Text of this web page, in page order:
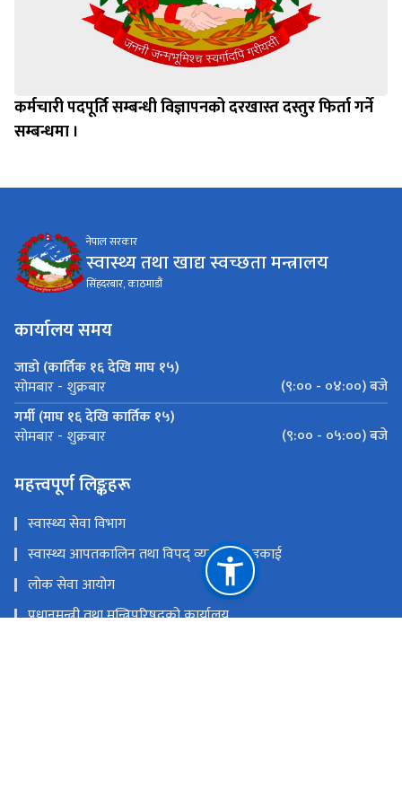
कर्मचारी पदपूर्ति सम्बन्धी विज्ञापनको दरखास्त दस्तुर फिर्ता गर्ने
सम्बन्धमा ।
नेपाल सरकार
स्वास्थ्य तथा खाद्य स्वच्छता मन्त्रालय
सिंहदरबार, काठमाडौं
कार्यालय समय
जाडो (कार्तिक १६ देखि माघ १५)
सोमबार - शुक्रबार
(९:०० - ०४:००) बजे
गर्मी (माघ १६ देखि कार्तिक १५)
सोमबार - शुक्रबार (९:०० - ०५:००) बजे
महत्त्वपूर्ण लिङ्कहरू
स्वास्थ्य सेवा विभाग
स्वास्थ्य आपतकालिन तथा विपद् व्यवस्थापन इकाई
लोक सेवा आयोग
प्रधानमन्त्री तथा मन्त्रिपरिषद्‍को कार्यालय